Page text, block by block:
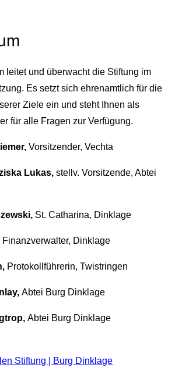
leitet und überwacht die Stiftung im
Es setzt sich ehrenamtlich für die
Ziele ein und steht Ihnen als
für alle Fragen zur Verfügung.
Vorsitzender, Vechta
Lukas,stellv. Vorsitzende, Abtei
St. Catharina, Dinklage
Finanzverwalter, Dinklage
Protokollführerin, Twistringen
Abtei Burg Dinklage
Abtei Burg Dinklage
Stiftung | Burg Dinklage